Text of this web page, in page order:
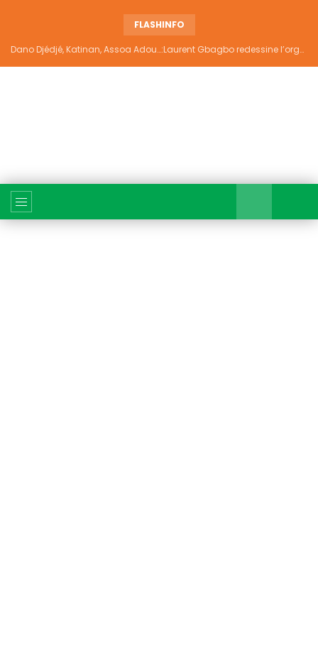
FLASHINFO
Dano Djédjé, Katinan, Assoa Adou…:Laurent Gbagbo redessine l’organigramme du PPA-CI